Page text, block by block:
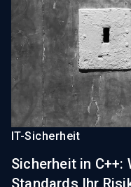
IT-Sicherheit
Sicherheit in C++: